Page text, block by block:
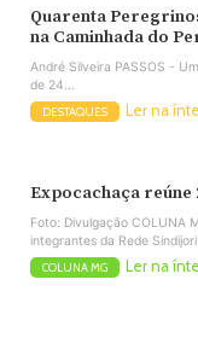
Quarenta
na Caminhada do
André Silveira PASSOS -
de 24...
DESTAQUES Ler na
Expocachaça reúne
Foto: Divulgação COLUNA
integrantes da Rede
COLUNA MG Ler na